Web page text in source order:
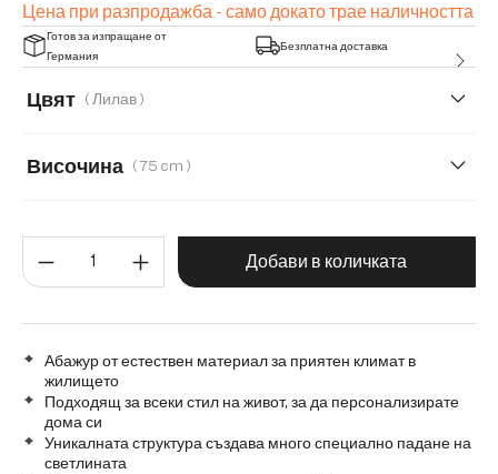
Цена при разпродажба - само докато трае наличността
Готов за изпращане от
Германия
Безплатна доставка
Цвят ( Лилав )
Височина ( 75 cm )
Количество на продукта:
Добави в количката
Абажур от естествен материал за приятен климат в
жилището
Подходящ за всеки стил на живот, за да персонализирате
дома си
Уникалната структура създава много специално падане на
светлината